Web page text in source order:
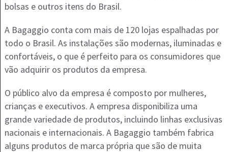
bolsas e outros itens do Brasil.
A Bagaggio conta com mais de 120 lojas espalhadas por
todo o Brasil. As instalações são modernas, iluminadas e
confortáveis, o que é perfeito para os consumidores que
vão adquirir os produtos da empresa.
O público alvo da empresa é composto por mulheres,
crianças e executivos. A empresa disponibiliza uma
grande variedade de produtos, incluindo linhas exclusivas
nacionais e internacionais. A Bagaggio também fabrica
alguns produtos de marca própria que são de muita